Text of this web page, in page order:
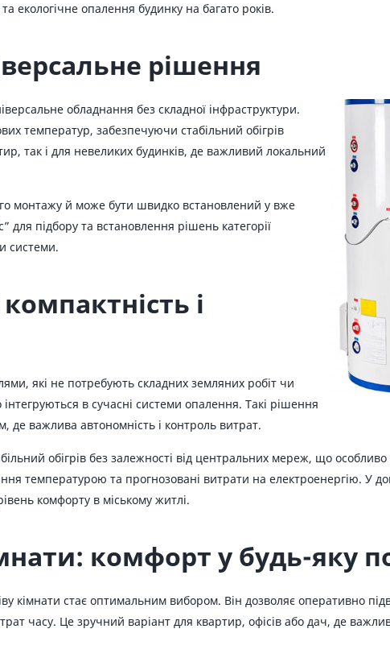
опалення будинку на багато років.
рішення
обладнання без складної інфраструктури.
температур, забезпечуючи стабільний обігрів
так і для невеликих будинків, де важливий локальний
монтажу й може бути швидко встановлений у вже
для підбору та встановлення рішень категорії
системи.
і
які не потребують складних земляних робіт чи
в сучасні системи опалення. Такі рішення
де важлива автономність і контроль витрат.
обігрів без залежності від центральних мереж, що особливо
температурою та прогнозовані витрати на електроенергію. У
комфорту в міському житлі.
комфорт у будь-яку
кімнати стає оптимальним вибором. Він дозволяє оперативно
часу. Це зручний варіант для квартир, офісів або дач, де